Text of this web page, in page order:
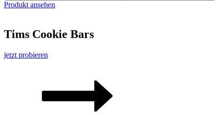
Produkt ansehen
Tims Cookie Bars
jetzt probieren